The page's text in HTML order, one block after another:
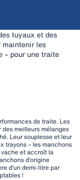
tuyaux et des
maintenir les
– pour une traite
de traite. Les
des meilleurs mélanges
Leur souplesse et leur
trayons – les manchons
et accroît la
d’origine
d’un demi-litre par
!